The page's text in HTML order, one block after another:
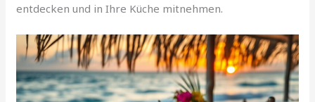
entdecken und in Ihre Küche mitnehmen.